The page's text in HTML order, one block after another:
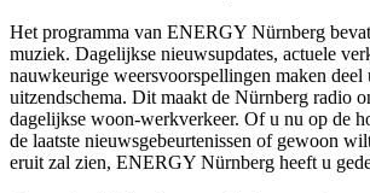
Het programma van ENERGY Nürnberg
muziek. Dagelijkse nieuwsupdates, actuele
nauwkeurige weersvoorspellingen maken deel
uitzendschema. Dit maakt de Nürnberg radio
dagelijkse woon-werkverkeer. Of u nu op de
de laatste nieuwsgebeurtenissen of gewoon
eruit zal zien, ENERGY Nürnberg heeft u